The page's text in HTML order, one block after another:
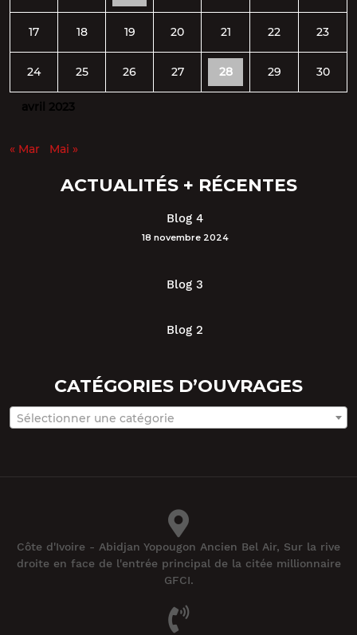
avril 2023
17 18 19 20 21 22 23
24 25 26 27 28 29 30
« Mar Mai »
ACTUALITÉS + RÉCENTES
Blog 4
18 novembre 2024
Blog 3
Blog 2
CATÉGORIES D’OUVRAGES
Sélectionner une catégorie
Côte d'Ivoire - Abidjan Yopougon Ancien Bel Air, Sur la rive
droite en face de l'entrée principal de la citée millionnaire
GFCI.